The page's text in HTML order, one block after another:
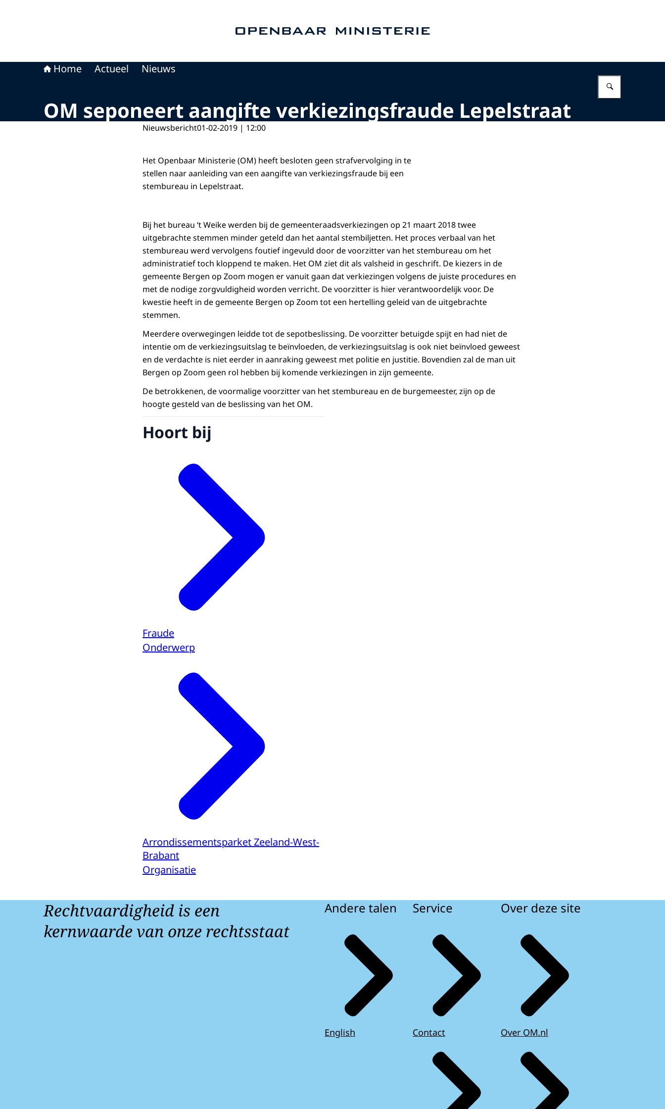
Home Actueel Nieuws
OM seponeert aangifte verkiezingsfraude Lepelstraat
Nieuwsbericht01-02-2019 | 12:00
Het Openbaar Ministerie (OM) heeft besloten geen strafvervolging in te
stellen naar aanleiding van een aangifte van verkiezingsfraude bij een
stembureau in Lepelstraat.
Bij het bureau ‘t Weike werden bij de gemeenteraadsverkiezingen op 21 maart 2018 twee
uitgebrachte stemmen minder geteld dan het aantal stembiljetten. Het proces verbaal van het
stembureau werd vervolgens foutief ingevuld door de voorzitter van het stembureau om het
administratief toch kloppend te maken. Het OM ziet dit als valsheid in geschrift. De kiezers in de
gemeente Bergen op Zoom mogen er vanuit gaan dat verkiezingen volgens de juiste procedures en
met de nodige zorgvuldigheid worden verricht. De voorzitter is hier verantwoordelijk voor. De
kwestie heeft in de gemeente Bergen op Zoom tot een hertelling geleid van de uitgebrachte
stemmen.
Meerdere overwegingen leidde tot de sepotbeslissing. De voorzitter betuigde spijt en had niet de
intentie om de verkiezingsuitslag te beïnvloeden, de verkiezingsuitslag is ook niet beïnvloed geweest
en de verdachte is niet eerder in aanraking geweest met politie en justitie. Bovendien zal de man uit
Bergen op Zoom geen rol hebben bij komende verkiezingen in zijn gemeente.
De betrokkenen, de voormalige voorzitter van het stembureau en de burgemeester, zijn op de
hoogte gesteld van de beslissing van het OM.
Hoort bij
Fraude
Onderwerp
Arrondissementsparket Zeeland-West-
Brabant
Organisatie
Rechtvaardigheid is een
kernwaarde van onze rechtsstaat
Andere talen
English
Service
Contact
Over deze site
Over OM.nl